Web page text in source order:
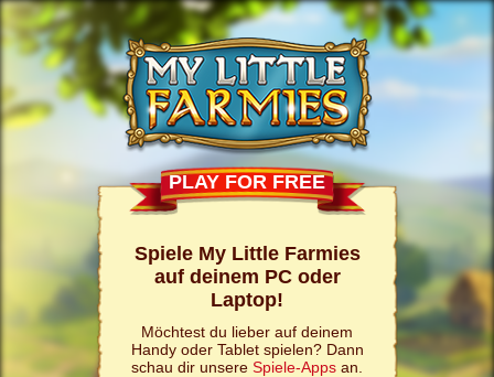
PLAY FOR FREE
Spiele My Little Farmies
auf deinem PC oder
Laptop!
Möchtest du lieber auf deinem
Handy oder Tablet spielen? Dann
schau dir unsere Spiele-Apps an.